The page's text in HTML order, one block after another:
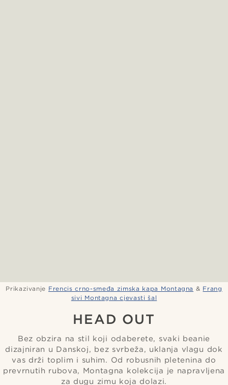
Prikazivanje Frencis crno-smeđa zimska kapa Montagna & Frang
sivi Montagna cjevasti šal
HEAD OUT
Bez obzira na stil koji odaberete, svaki beanie
dizajniran u Danskoj, bez svrbeža, uklanja vlagu dok
vas drži toplim i suhim. Od robusnih pletenina do
prevrnutih rubova, Montagna kolekcija je napravljena
za dugu zimu koja dolazi.